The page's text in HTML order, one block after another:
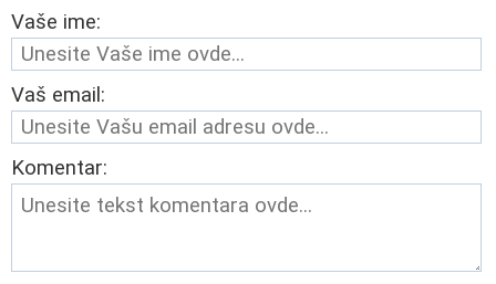
Vaše ime:
Vaš email:
Komentar: